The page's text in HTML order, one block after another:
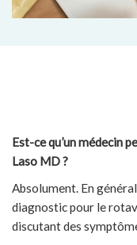
Est-ce qu’un médecin
Laso MD ?
Absolument. En
diagnostic pour le
discutant des